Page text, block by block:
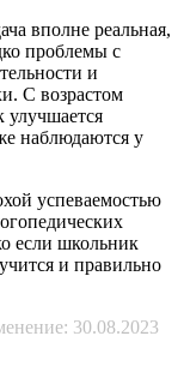
вполне реальная,
проблемы с
и
С возрастом
улучшается
наблюдаются у
успеваемостью
если школьник
и правильно
30.08.2023